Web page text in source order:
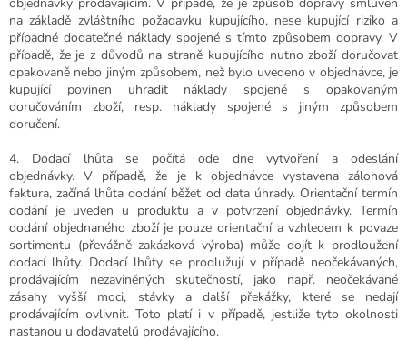
na základě zvláštního požadavku kupujícího, nese kupující riziko a
případné dodatečné náklady spojené s tímto způsobem dopravy. V
případě, že je z důvodů na straně kupujícího nutno zboží doručovat
opakovaně nebo jiným způsobem, než bylo uvedeno v objednávce, je
kupující povinen uhradit náklady spojené s opakovaným
doručováním zboží, resp. náklady spojené s jiným způsobem
doručení.
4. Dodací lhůta se počítá ode dne vytvoření a odeslání
objednávky. V případě, že je k objednávce vystavena zálohová
faktura, začíná lhůta dodání běžet od data úhrady. Orientační termín
dodání je uveden u produktu a v potvrzení objednávky. Termín
dodání objednaného zboží je pouze orientační a vzhledem k povaze
sortimentu (převážně zakázková výroba) může dojít k prodloužení
dodací lhůty. Dodací lhůty se prodlužují v případě neočekávaných,
prodávajícím nezaviněných skutečností, jako např. neočekávané
zásahy vyšší moci, stávky a další překážky, které se nedají
prodávajícím ovlivnit. Toto platí i v případě, jestliže tyto okolnosti
nastanou u dodavatelů prodávajícího.